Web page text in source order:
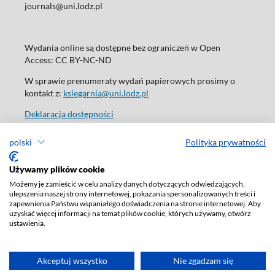
polski Polityka prywatności
Używamy plików cookie
Możemy je zamieścić w celu analizy danych dotyczących odwiedzających,
ulepszenia naszej strony internetowej, pokazania spersonalizowanych treści i
zapewnienia Państwu wspaniałego doświadczenia na stronie internetowej. Aby
uzyskać więcej informacji na temat plików cookie, których używamy, otwórz
ustawienia.
Akceptuj wszystko Nie zgadzam się
journals@uni.lodz.pl
Wydania online są dostępne bez ograniczeń w Open
Access: CC BY-NC-ND
W sprawie prenumeraty wydań papierowych prosimy o
kontakt z: ksiegarnia@uni.lodz.pl
Deklaracja dostępności